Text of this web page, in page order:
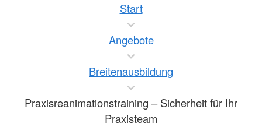
Start
Angebote
Breitenausbildung
Praxisreanimationstraining – Sicherheit für Ihr
Praxisteam